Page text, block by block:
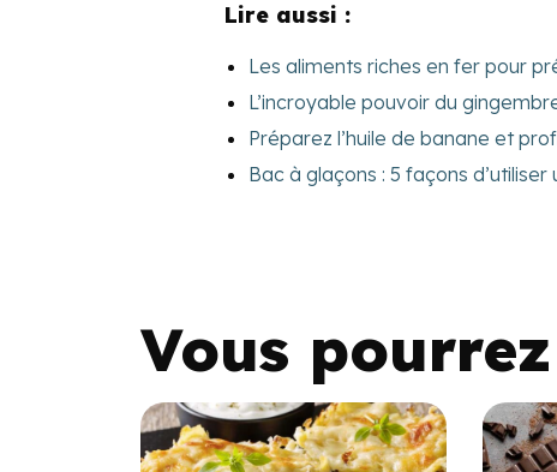
Lire aussi :
Les aliments riches en fer pour
L’incroyable pouvoir du
Préparez l’huile de banane et
Bac à glaçons : 5 façons
Vous